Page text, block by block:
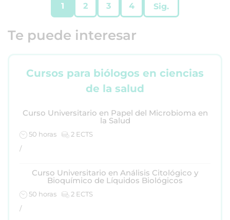
1 2 3 4 Sig.
Te puede interesar
Cursos para biólogos en ciencias
de la salud
Curso Universitario en Papel del Microbioma en
la Salud
50 horas
2 ECTS
/
Curso Universitario en Análisis Citológico y
Bioquímico de Líquidos Biológicos
50 horas
2 ECTS
/